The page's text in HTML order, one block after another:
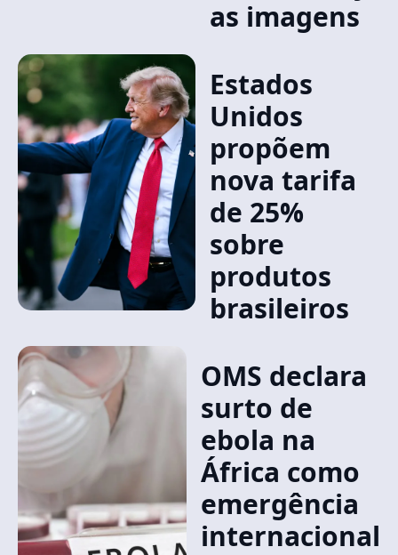
as imagens
Estados
Unidos
propõem
nova tarifa
de 25%
sobre
produtos
brasileiros
OMS declara
surto de
ebola na
África como
emergência
internacional